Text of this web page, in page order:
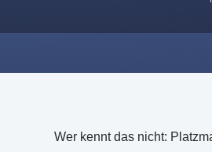
Wer kennt das nicht: